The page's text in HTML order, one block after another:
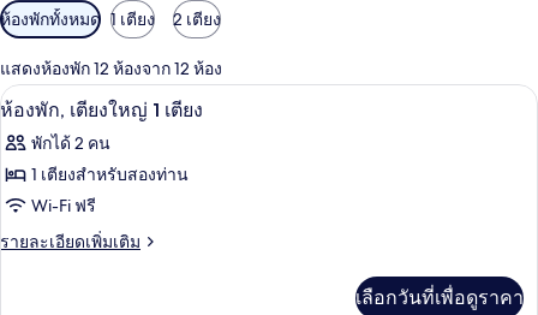
ตัว
กรอง
ที่
มี
ให้
สำหรับ
ห้อง
ห้องพักทั้งหมด 1 เตียง 2 เตียง
แสดงห้องพัก 12 ห้องจาก 12 ห้อง
เปิด
ภาพถ่าย
ทั้งหมด
ของ
ห้อง
ห้องพัก, เตียงใหญ่ 1 เตียง | Wi-Fi ฟรี,
3
ห้องพัก, เตียงใหญ่ 1 เตียง
พักได้ 2 คน
1 เตียงสำหรับสองท่าน
Wi-Fi ฟรี
รายละเอียดเพิ่มเติม
ราย
เลือกวันที่เพื่อดูราคา